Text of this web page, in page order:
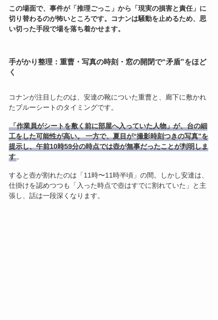
この場面で、事件が「推理ごっこ」から「現実の損害と責任」に
切り替わるのが怖いところです。コナンは騒動を止めるため、思
い切った手段で場を落ち着かせます。
手がかり整理：重曹・写真の時刻・窓の開閉で“矛盾”をほど
く
コナンが注目したのは、安達の靴についた重曹と、廊下に敷かれ
たブルーシートのタイミングです。
「作業員がシートを敷く前に部屋へ入っていた人物」が、台の細
工をした可能性が高い。 一方で、夏目が“撮影時刻つきの写真”を
提示し、午前10時59分の時点では壺が無事だったことが判明しま
す。
すると壺が割れたのは「11時〜11時半頃」の間。しかし安達は、
仕掛けを認めつつも「入った時点で壺はすでに割れていた」と主
張し、話は一段深くなります。